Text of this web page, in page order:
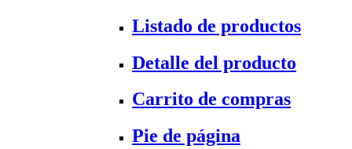
Listado de productos
Detalle del producto
Carrito de compras
Pie de página